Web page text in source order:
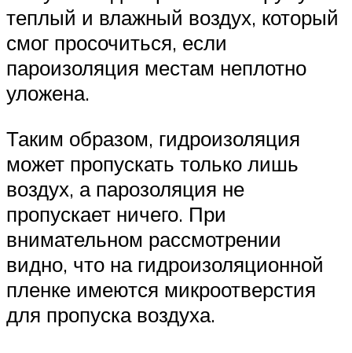
теплый и влажный воздух, который
смог просочиться, если
пароизоляция местам неплотно
уложена.
Таким образом, гидроизоляция
может пропускать только лишь
воздух, а парозоляция не
пропускает ничего. При
внимательном рассмотрении
видно, что на гидроизоляционной
пленке имеются микроотверстия
для пропуска воздуха.